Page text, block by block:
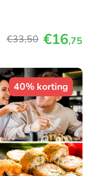
€33,50 €16,75
40% korting